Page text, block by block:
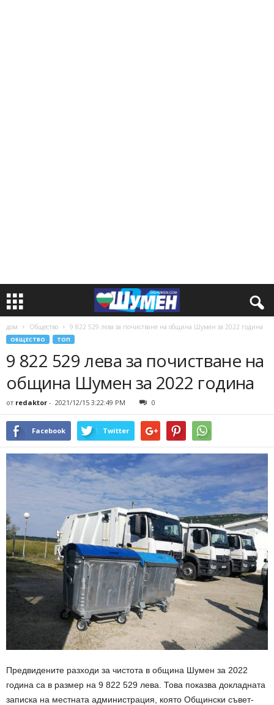
дом Общество 9 822 529 лева за почистване на община Шумен за 2022 година
ОБЩЕСТВО ТОП
9 822 529 лева за почистване на
община Шумен за 2022 година
от redaktor - 2021/12/15 3:22:49 PM 0
Facebook Twitter
Предвидените разходи за чистота в община Шумен за 2022
година са в размер на 9 822 529 лева. Това показва докладната
записка на местната администрация, която Общински съвет-